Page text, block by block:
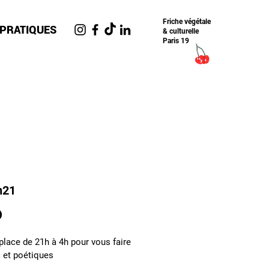
Friche​ végétale
& culturelle
Paris 19
de 21h à 4h pour vous faire
et poétiques